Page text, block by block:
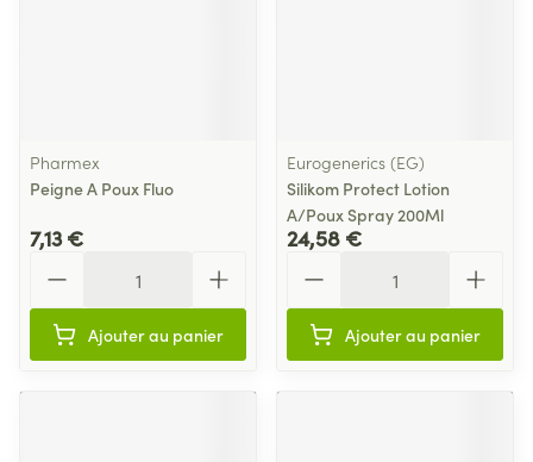
Pharmex
Peigne A Poux Fluo
7,13 €
Ajouter au panier
Eurogenerics (EG)
Silikom Protect Lotion
A/Poux Spray 200Ml
24,58 €
Ajouter au panier